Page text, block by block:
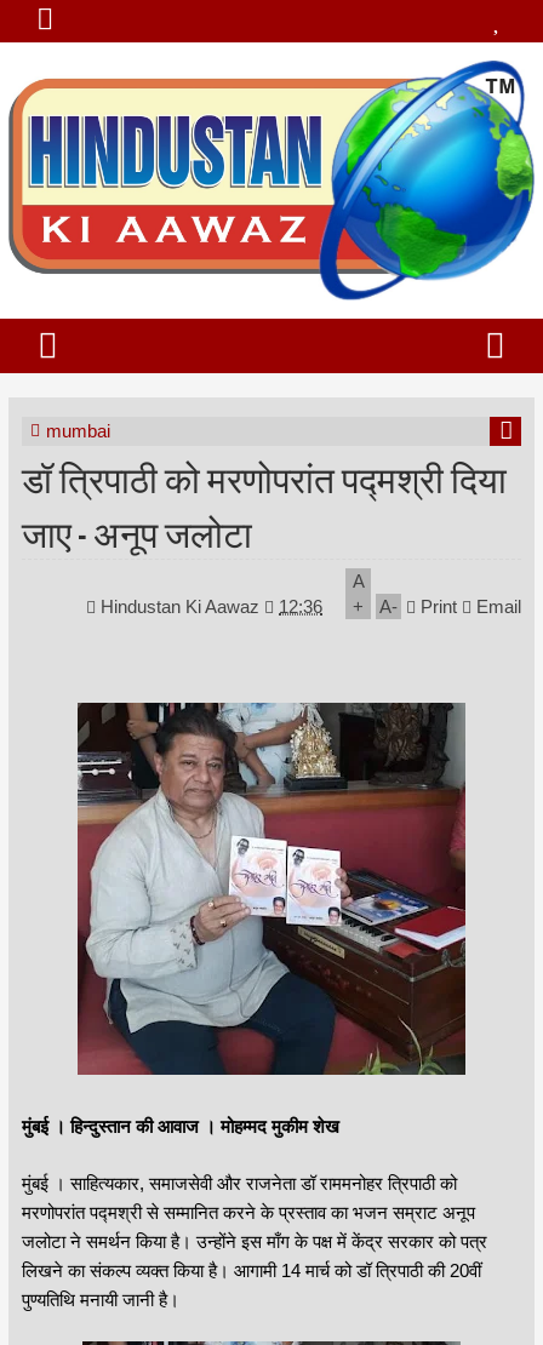
mumbai
डॉ त्रिपाठी को मरणोपरांत पद्मश्री दिया
जाए - अनूप जलोटा
Hindustan Ki Aawaz 12:36
A
+
A- Print Email
मुंबई । हिन्दुस्तान की आवाज । मोहम्मद मुकीम शेख
मुंबई । साहित्यकार, समाजसेवी और राजनेता डॉ राममनोहर त्रिपाठी को
मरणोपरांत पद्मश्री से सम्मानित करने के प्रस्ताव का भजन सम्राट अनूप
जलोटा ने समर्थन किया है। उन्होंने इस माँग के पक्ष में केंद्र सरकार को पत्र
लिखने का संकल्प व्यक्त किया है। आगामी 14 मार्च को डॉ त्रिपाठी की 20वीं
पुण्यतिथि मनायी जानी है।